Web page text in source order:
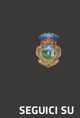
SEGUICI SU